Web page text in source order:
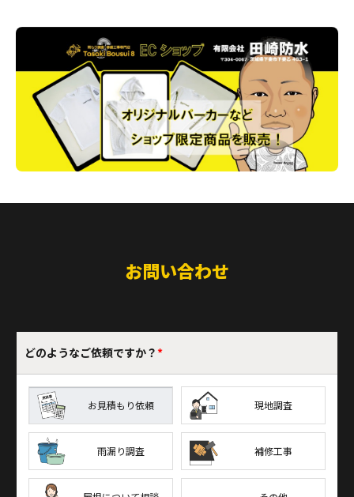
お問い合わせ
どのようなご依頼ですか？*
お見積もり依頼 現地調査
雨漏り調査 補修工事